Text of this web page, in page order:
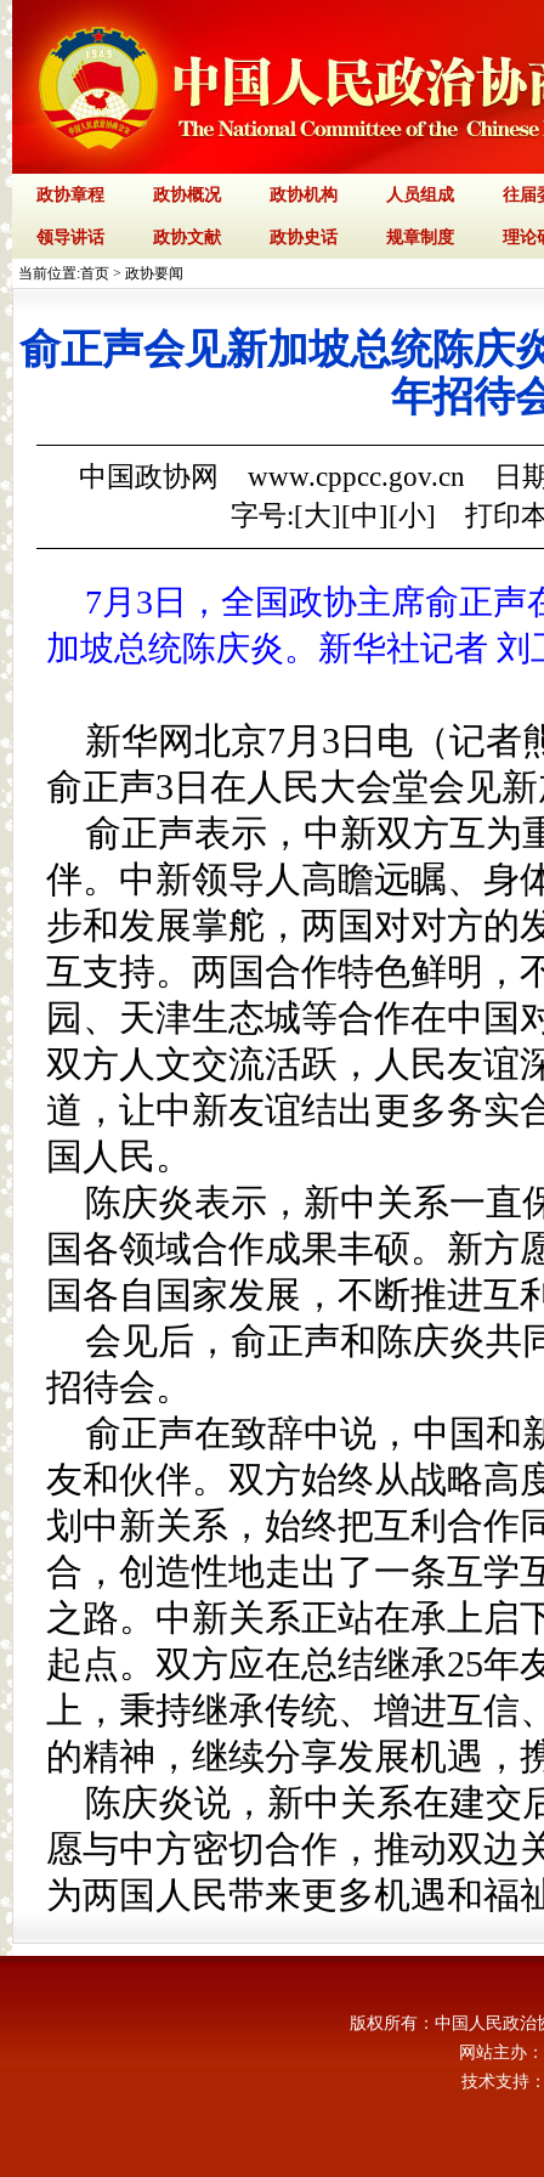
政协章程 政协概况 政协机构 人员组成 往届
领导讲话 政协文献 政协史话 规章制度 理论
当前位置:首页 > 政协要闻
俞正声会见新加坡总统陈庆
年招待
中国政协网 www.cppcc.gov.cn 日
字号:[大][中][小] 打印
7月3日，全国政协主席俞正
加坡总统陈庆炎。新华社记者 刘
新华网北京7月3日电（记者
俞正声3日在人民大会堂会见
俞正声表示，中新双方互为
伴。中新领导人高瞻远瞩、身
步和发展掌舵，两国对对方的
互支持。两国合作特色鲜明，
园、天津生态城等合作在中国
双方人文交流活跃，人民友谊
道，让中新友谊结出更多务实
国人民。
陈庆炎表示，新中关系一直
国各领域合作成果丰硕。新方
国各自国家发展，不断推进互
会见后，俞正声和陈庆炎共
招待会。
俞正声在致辞中说，中国和
友和伙伴。双方始终从战略高
划中新关系，始终把互利合作
合，创造性地走出了一条互学
之路。中新关系正站在承上启
起点。双方应在总结继承25年
上，秉持继承传统、增进互信
的精神，继续分享发展机遇，
陈庆炎说，新中关系在建交
愿与中方密切合作，推动双边
为两国人民带来更多机遇和福
版权所有：中国人民政
网站主办
技术支持